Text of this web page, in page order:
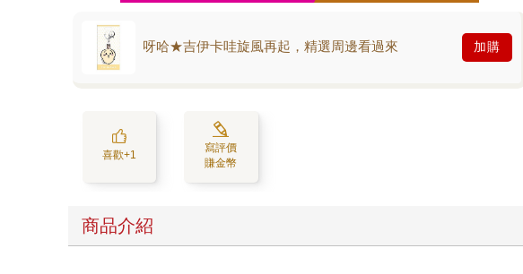
呀哈★吉伊卡哇旋風再起，精選周邊看過來 加購
喜歡+1
寫評價
賺金幣
商品介紹